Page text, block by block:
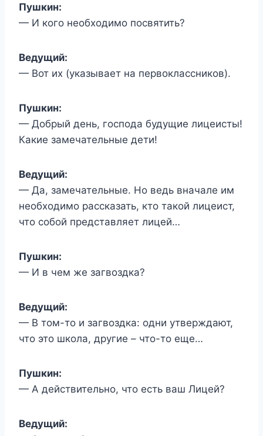
Пушкин:
— И кого необходимо посвятить?
Ведущий:
— Вот их (указывает на первоклассников).
Пушкин:
— Добрый день, господа будущие лицеисты!
Какие замечательные дети!
Ведущий:
— Да, замечательные. Но ведь вначале им
необходимо рассказать, кто такой лицеист,
что собой представляет лицей…
Пушкин:
— И в чем же загвоздка?
Ведущий:
— В том-то и загвоздка: одни утверждают,
что это школа, другие – что-то еще…
Пушкин:
— А действительно, что есть ваш Лицей?
Ведущий: